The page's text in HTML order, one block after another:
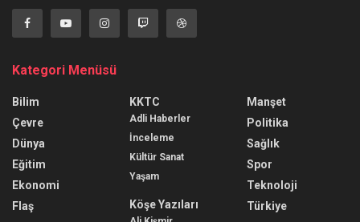
Kategori Menüsü
Bilim
Çevre
Dünya
Eğitim
Ekonomi
Flaş
KKTC
Adli Haberler
İnceleme
Kültür Sanat
Yaşam
Köşe Yazıları
Manşet
Politika
Sağlık
Spor
Teknoloji
Türkiye